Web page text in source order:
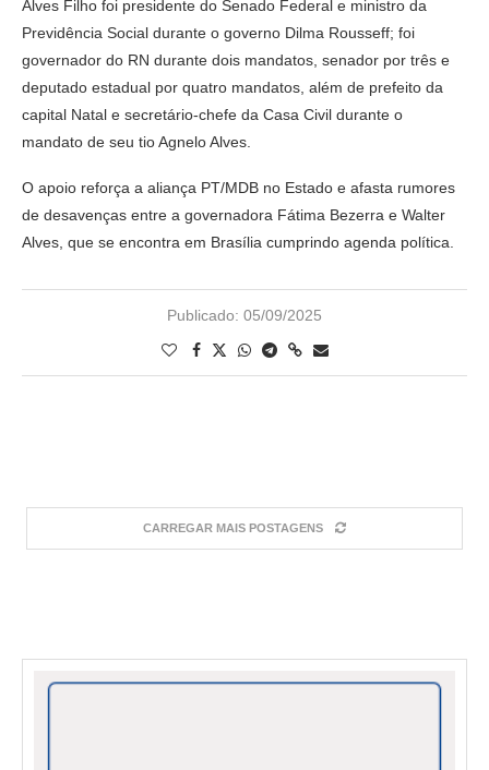
Alves Filho foi presidente do Senado Federal e ministro da
Previdência Social durante o governo Dilma Rousseff; foi
governador do RN durante dois mandatos, senador por três e
deputado estadual por quatro mandatos, além de prefeito da
capital Natal e secretário-chefe da Casa Civil durante o
mandato de seu tio Agnelo Alves.
O apoio reforça a aliança PT/MDB no Estado e afasta rumores
de desavenças entre a governadora Fátima Bezerra e Walter
Alves, que se encontra em Brasília cumprindo agenda política.
Publicado: 05/09/2025
CARREGAR MAIS POSTAGENS